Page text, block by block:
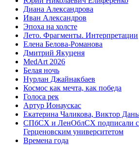
Диана Александрова
Иван Александров
Эпоха на холсте
Лето. Фрагменты. Интерпретации
Елена Белова-Романова
Дмитрий Якуценя
MedArt 2026
Белая ночь
Нурлан Джайнакбаев
Космос как мечта, как победа
Голоса рек
Артур Ионаускас
Екатерина Чаликова, Виктор
СПбСХ и ЛенОблСХ подписали
Герценовским университетом
Времена года